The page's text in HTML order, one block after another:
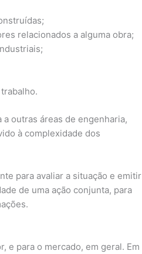
relacionados a alguma obra;
outras áreas de engenharia,
à complexidade dos
para avaliar a situação e emitir
de uma ação conjunta, para
e para o mercado, em geral. Em